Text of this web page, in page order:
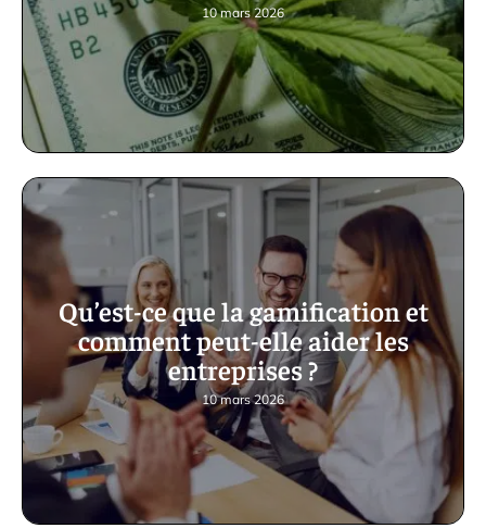
10 mars 2026
Qu’est-ce que la gamification et
comment peut-elle aider les
entreprises ?
10 mars 2026